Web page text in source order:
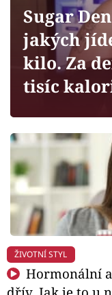
Sledujte
Filmový
Mámy sobě
Přihlášení
Sledujte nás
Sugar
jakých
kilo. Za
tisíc
ŽIVOTNÍ STYL
Hormonální